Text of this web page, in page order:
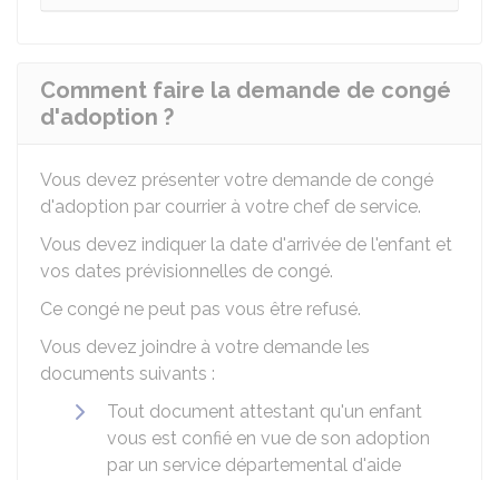
Comment faire la demande de congé
d'adoption ?
Vous devez présenter votre demande de congé
d'adoption par courrier à votre chef de service.
Vous devez indiquer la date d'arrivée de l'enfant et
vos dates prévisionnelles de congé.
Ce congé ne peut pas vous être refusé.
Vous devez joindre à votre demande les
documents suivants :
Tout document attestant qu'un enfant
vous est confié en vue de son adoption
par un service départemental d'aide